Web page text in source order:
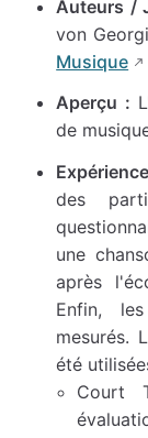
Auteurs /
von
Musique
Aperçu :
de
des
une
après
Enfin,
mesurés.
été
Court